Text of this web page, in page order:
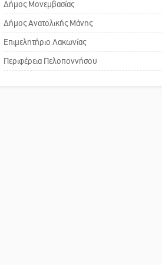
Σπάρτης για τη λειτουργία
του ΚΑΠΗ
Το δικό σας σχόλιο:
Παράδειγμα κοινωνικής
Δήμος Μονεμβασίας
Δήμος Ανατολικής Μάνης
Επιμελητήριο Λακωνίας
Περιφέρεια Πελοποννήσου